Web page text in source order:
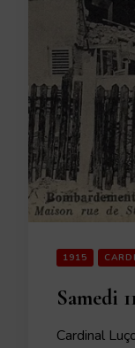
1915
Samedi
Cardinal